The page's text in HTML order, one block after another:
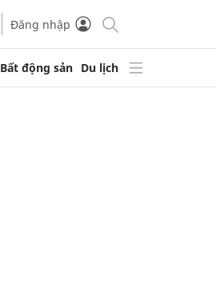
Đăng nhập
Bất động sản Du lịch